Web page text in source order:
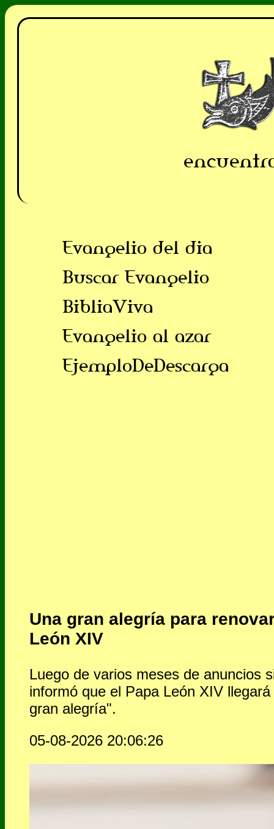
Evangelio del dia
Buscar Evangelio
BibliaViva
Evangelio al azar
EjemploDeDescarga
Una gran alegría para
León XIV
Luego de varios meses de anuncios
informó que el Papa León XIV
gran alegría".
05-08-2026 20:06:26